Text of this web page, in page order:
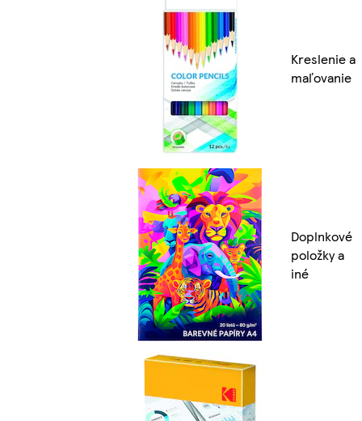
Kreslenie a
maľovanie
Doplnkové
položky a
iné